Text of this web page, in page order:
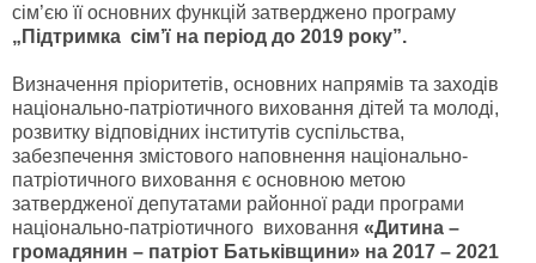
сім’єю її основних функцій затверджено програму
„Підтримка сім’ї на період до 2019 року”.
Визначення пріоритетів, основних напрямів та заходів
національно-патріотичного виховання дітей та молоді,
розвитку відповідних інститутів суспільства,
забезпечення змістового наповнення національно-
патріотичного виховання є основною метою
затвердженої депутатами районної ради програми
національно-патріотичного виховання «Дитина –
громадянин – патріот Батьківщини» на 2017 – 2021